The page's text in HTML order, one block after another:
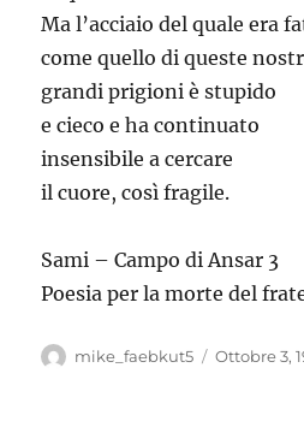
Ma l’acciaio del quale era
come quello di queste
grandi prigioni è stupido
e cieco e ha continuato
insensibile a cercare
il cuore, così fragile.
Sami – Campo di Ansar 3
Poesia per la morte del
Autore
mike_faebkut5
Pubblicato
Ottobre 3,